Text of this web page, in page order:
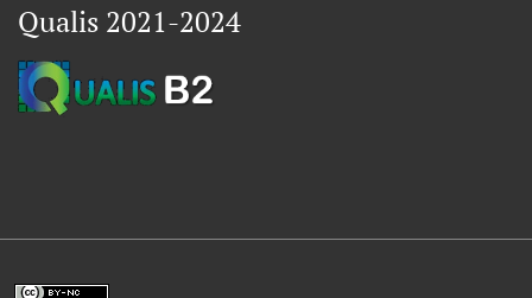
Qualis 2021-2024